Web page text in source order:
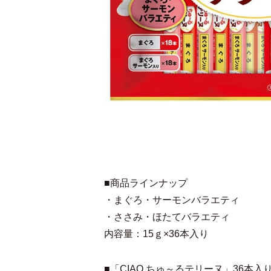
■商品ラインナップ
・まぐろ・サーモンバラエティ
・ささみ・ほたてバラエティ
内容量：15ｇ×36本入り
■「CIAO ちゅ～るテリーヌ」36本入